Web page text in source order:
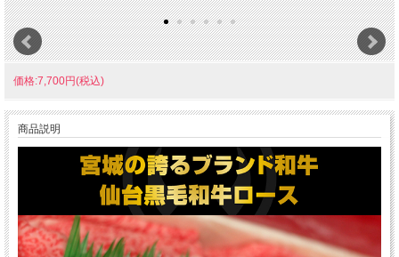
価格:7,700円(税込)
商品説明